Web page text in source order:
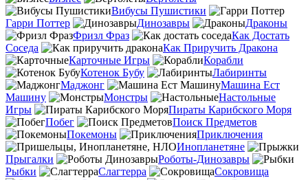
Вибусы Пушистики
Гарри Поттер
Динозавры
Драконы
Фризл Фраз
Как Достать
Соседа
Как Приручить Дракона
Карточные Игры
Корабли
Котенок Бубу
Лабиринты
Маджонг
Машина Ест
Машину
Монстры
Настольные
Игры
Пираты Карибского Моря
Побег
Поиск Предметов
Покемоны
Приключения
Инопланетяне
Прыгалки
Роботы-Динозавры
Рыбки
Слагтерра
Сокровища